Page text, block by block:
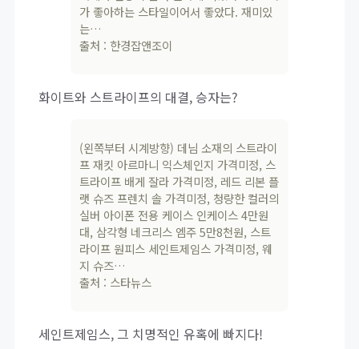
가 좋아하는 스타일이어서 좋았다. 재미있
는…
출처 : 한경잡앤조이
화이트와 스트라이프의 대결, 승자는?
(왼쪽부터 시계방향) 데님 소재의 스트라이
프 재킷 아르마니 익스체인지 가격미정, 스
트라이프 배게 잘라 가격미정, 레드 리본 플
랫 슈즈 프렌치 솔 가격미정, 청량한 컬러의
실버 아이폰 전용 케이스 인케이스 4만원
대, 삼각형 네크리스 엠주 5만8천원, 스트
라이프 원피스 세인트제임스 가격미정, 웨
지 슈즈…
출처 : 스타뉴스
세인트제임스, 그 치명적인 유혹에 빠지다!